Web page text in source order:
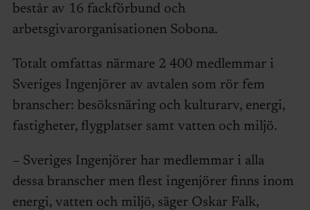
består av 16 fackförbund och
arbetsgivarorganisationen Sobona.
Totalt omfattas närmare 2 400 medlemmar i
Sveriges Ingenjörer av avtalen som rör fem
branscher: besöksnäring och kulturarv, energi,
fastigheter, flygplatser samt vatten och miljö.
– Sveriges Ingenjörer har medlemmar i alla
dessa branscher men flest ingenjörer finns inom
energi, vatten och miljö, säger Oskar Falk,